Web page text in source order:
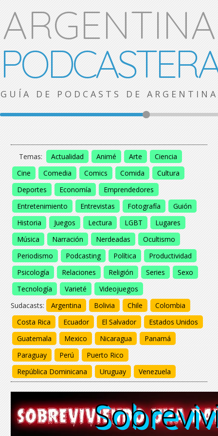
ARGENTINA
GUÍA DE PODCASTS DE ARGENTINA
Temas: Actualidad Animé Arte
Ciencia
Cine
Comedia Comics Comida
Cultura
Deportes
Economía
Emprendedores
Entretenimiento
Entrevistas Fotografía
Guión
Historia
Juegos Lectura LGBT
Lugares
Música
Narración Nerdeadas
Ocultismo
Periodismo
Podcasting Política
Productividad
Psicología
Relaciones Religión Series
Sexo
Tecnología
Varieté
Videojuegos
Sudacasts:
Argentina Bolivia Chile
Colombia
Costa Rica
Ecuador El Salvador
Estados Unidos
Guatemala
Mexico Nicaragua
Panamá
Paraguay
Perú
Puerto Rico
República Dominicana
Uruguay Venezuela